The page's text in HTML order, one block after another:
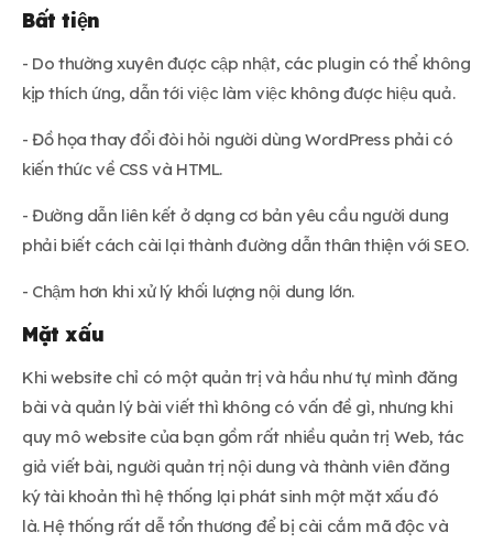
Bất tiện
- Do thường xuyên được cập nhật, các plugin có thể không
kịp thích ứng, dẫn tới việc làm việc không được hiệu quả.
- Đồ họa thay đổi đòi hỏi người dùng WordPress phải có
kiến thức về CSS và HTML.
- Đường dẫn liên kết ở dạng cơ bản yêu cầu người dung
phải biết cách cài lại thành đường dẫn thân thiện với SEO.
- Chậm hơn khi xử lý khối lượng nội dung lớn.
Mặt xấu
Khi website chỉ có một quản trị và hầu như tự mình đăng
bài và quản lý bài viết thì không có vấn đề gì, nhưng khi
quy mô website của bạn gồm rất nhiều quản trị Web, tác
giả viết bài, người quản trị nội dung và thành viên đăng
ký tài khoản thì hệ thống lại phát sinh một mặt xấu đó
là. Hệ thống rất dễ tổn thương để bị cài cắm mã độc và